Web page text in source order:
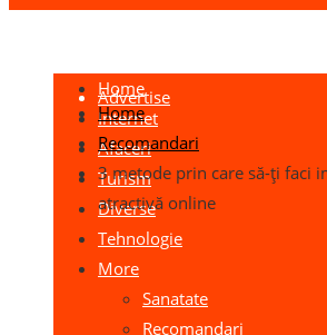
Advertise
Home
Internet
Afaceri
Turism
Diverse
Tehnologie
More
Sanatate
Recomandari
Home
Recomandari
3 metode prin care să-ți faci
atractivă online